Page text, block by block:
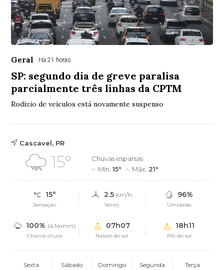
Geral Há 21 horas
SP: segundo dia de greve paralisa
parcialmente três linhas da CPTM
Rodízio de veículos está novamente suspenso
Cascavel, PR
15°
Chuvas esparsas
Mín.15° Máx. 21°
15°
Sensação
2.5 km/h
Vento
96%
Umidade
100% (4.14mm)
Chance chuva
07h07
Nascer do sol
18h11
Pôr do sol
Sexta Sábado Domingo Segunda Terça